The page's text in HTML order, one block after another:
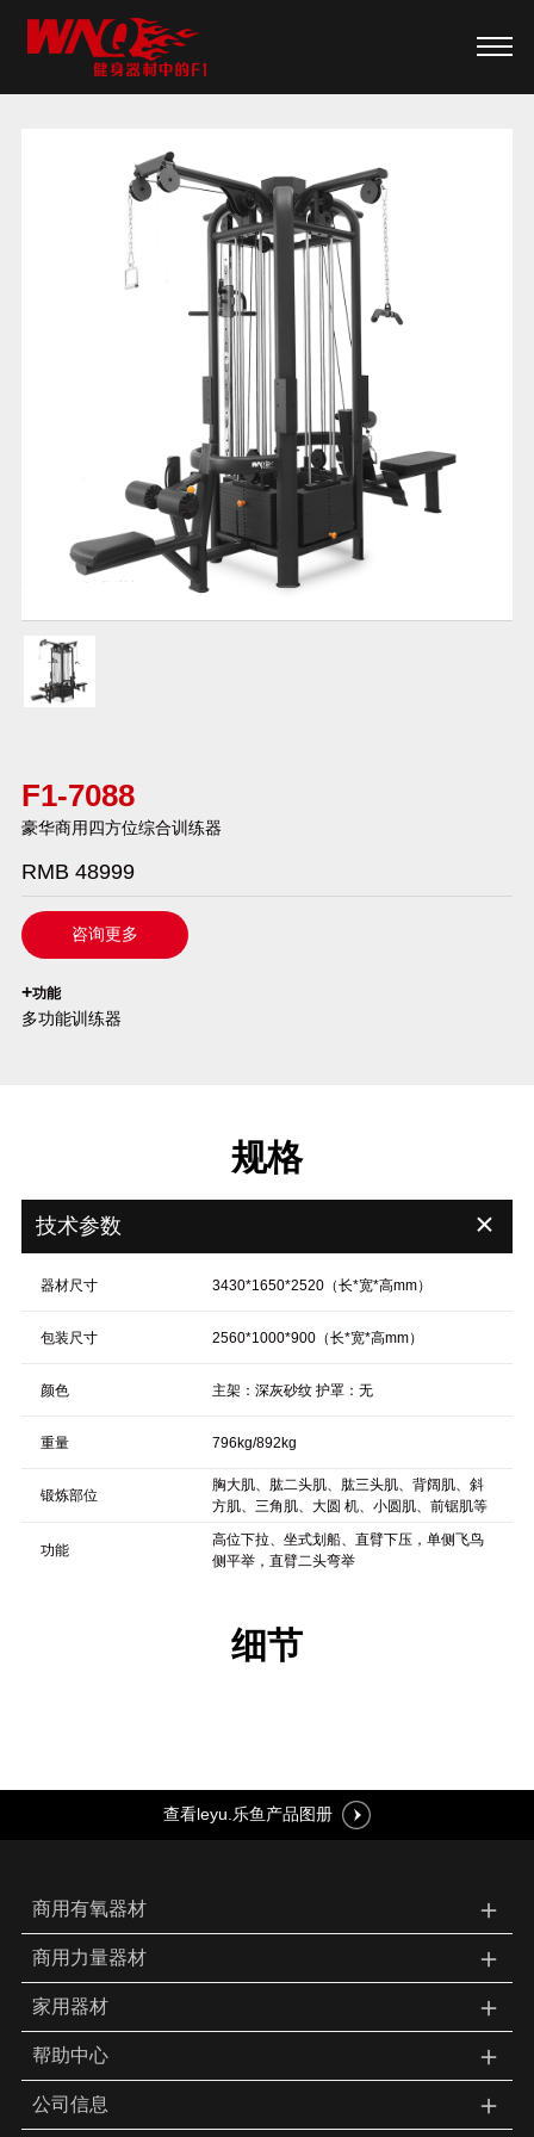
F1-7088
豪华商用四方位综合训练器
RMB 48999
咨询更多
`
+功能
多功能训练器
规格
技术参数 ＋
器材尺寸 3430*1650*2520（长*宽*高mm）
包装尺寸 2560*1000*900（长*宽*高mm）
颜色 主架：深灰砂纹 护罩：无
重量 796kg/892kg
锻炼部位
胸大肌、肱二头肌、肱三头肌、背阔肌、斜
方肌、三角肌、大圆 机、小圆肌、前锯肌等
功能
高位下拉、坐式划船、直臂下压，单侧飞鸟
侧平举，直臂二头弯举
细节
查看leyu.乐鱼产品图册
商用有氧器材 ＋
商用力量器材 ＋
家用器材 ＋
帮助中心 ＋
公司信息
＋